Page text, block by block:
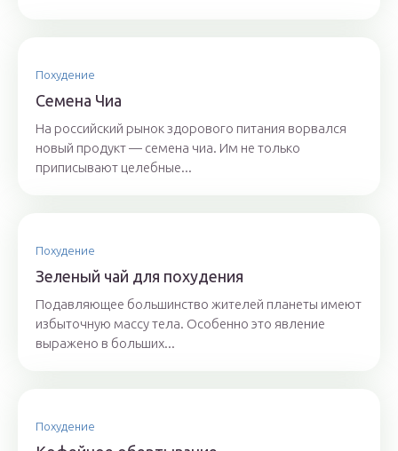
Похудение
Семена Чиа
На российский рынок здорового питания ворвался
новый продукт — семена чиа. Им не только
приписывают целебные...
Похудение
Зеленый чай для похудения
Подавляющее большинство жителей планеты имеют
избыточную массу тела. Особенно это явление
выражено в больших...
Похудение